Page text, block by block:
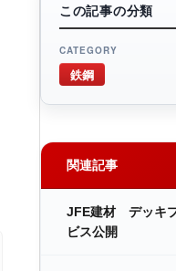
この記事の分類
CATEGORY
鉄鋼
関連記事
JFE建材 デッキ
ビス公開